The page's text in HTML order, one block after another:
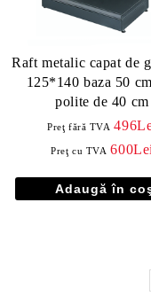
Raft metalic capat de
125*140 baza 50
polite de 40 cm
Preţ fără TVA
Preţ cu TVA 600Lei